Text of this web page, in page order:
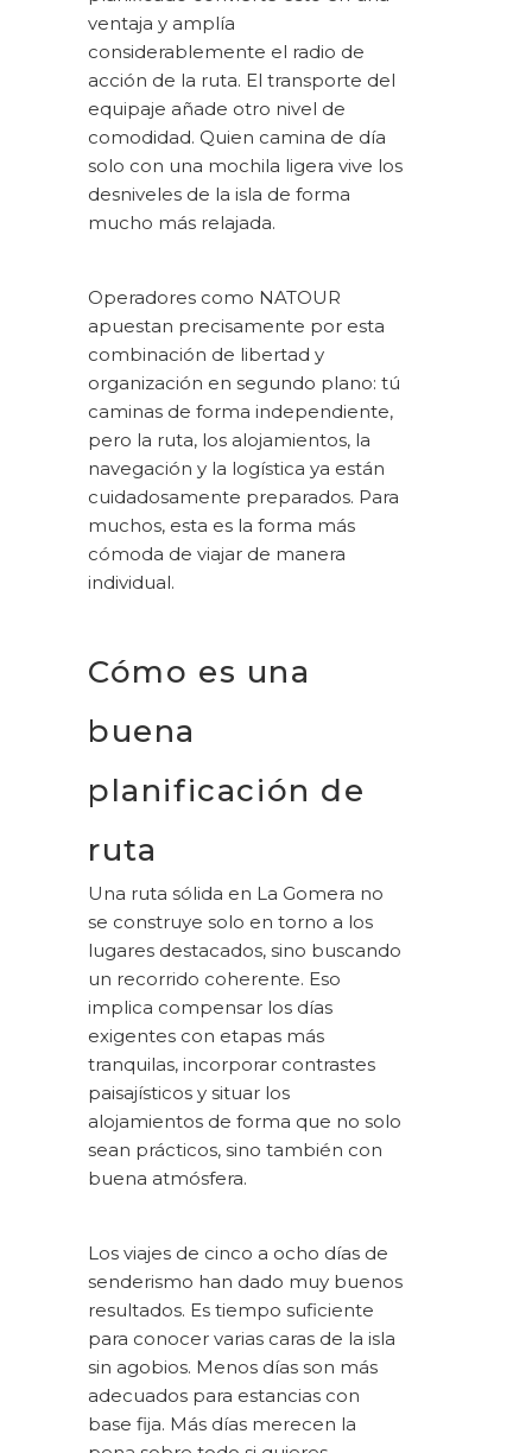
ventaja y amplía
considerablemente el radio de
acción de la ruta. El transporte del
equipaje añade otro nivel de
comodidad. Quien camina de día
solo con una mochila ligera vive los
desniveles de la isla de forma
mucho más relajada.
Operadores como NATOUR
apuestan precisamente por esta
combinación de libertad y
organización en segundo plano: tú
caminas de forma independiente,
pero la ruta, los alojamientos, la
navegación y la logística ya están
cuidadosamente preparados. Para
muchos, esta es la forma más
cómoda de viajar de manera
individual.
Cómo es una
buena
planificación de
ruta
Una ruta sólida en La Gomera no
se construye solo en torno a los
lugares destacados, sino buscando
un recorrido coherente. Eso
implica compensar los días
exigentes con etapas más
tranquilas, incorporar contrastes
paisajísticos y situar los
alojamientos de forma que no solo
sean prácticos, sino también con
buena atmósfera.
Los viajes de cinco a ocho días de
senderismo han dado muy buenos
resultados. Es tiempo suficiente
para conocer varias caras de la isla
sin agobios. Menos días son más
adecuados para estancias con
base fija. Más días merecen la